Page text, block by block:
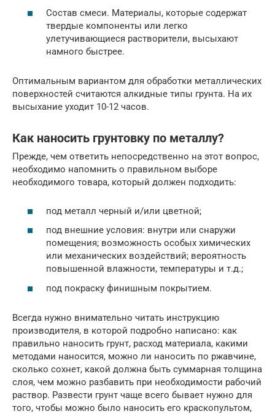
Состав смеси. Материалы, которые содержат
твердые компоненты или легко
улетучивающиеся растворители, высыхают
намного быстрее.
Оптимальным вариантом для обработки металлических
поверхностей считаются алкидные типы грунта. На их
высыхание уходит 10-12 часов.
Как наносить грунтовку по металлу?
Прежде, чем ответить непосредственно на этот вопрос,
необходимо напомнить о правильном выборе
необходимого товара, который должен подходить:
под металл черный и/или цветной;
под внешние условия: внутри или снаружи
помещения; возможность особых химических
или механических воздействий; вероятность
повышенной влажности, температуры и т.д.;
под покраску финишным покрытием.
Всегда нужно внимательно читать инструкцию
производителя, в которой подробно написано: как
правильно наносить грунт, расход материала, какими
методами наносится, можно ли наносить по ржавчине,
сколько сохнет, какой должна быть суммарная толщина
слоя, чем можно разбавить при необходимости рабочий
раствор. Развести грунт чаще всего бывает нужно для
того, чтобы можно было наносить его краскопультом,